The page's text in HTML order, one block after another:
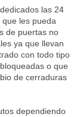
las 24
les pueda
de puertas no
ya que llevan
con todo tipo
o que
de cerraduras
dependiendo